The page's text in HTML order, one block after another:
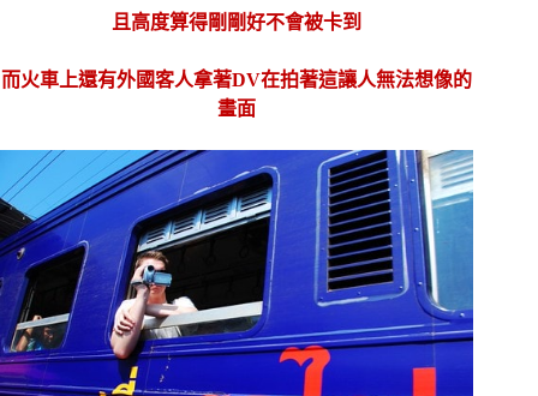
且高度算得剛剛好不會被卡到
而火車上還有外國客人拿著DV在拍著這讓人無法想像的
畫面